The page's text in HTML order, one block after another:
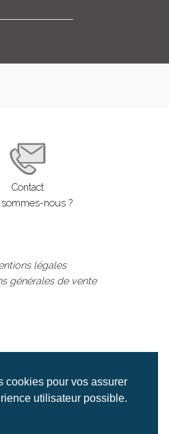
cookies pour vos assurer
utilisateur possible.
Contact
nous ?
légales
générales de vente